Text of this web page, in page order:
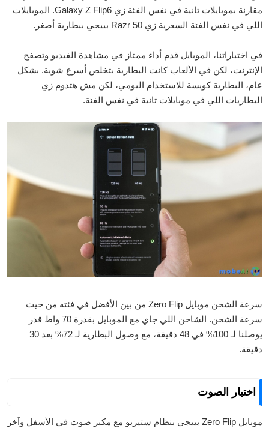
مقارنة بموبايلات تانية في نفس الفئة زي Galaxy Z Flip6. الموبايلات
اللي في نفس الفئة السعرية زي Razr 50 بييجي ببطارية أصغر.
في اختباراتنا، الموبايل قدم أداء ممتاز في مشاهدة الفيديو وتصفح
الإنترنت، لكن في الألعاب كانت البطارية بتخلص أسرع شوية. بشكل
عام، البطارية كويسة للاستخدام اليومي، لكن مش هتدوم زي
البطاريات اللي في موبايلات تانية في نفس الفئة.
سرعة الشحن موبايل Zero Flip من بين الأفضل في فئته من حيث
سرعة الشحن. الشاحن اللي جاي مع الموبايل بقدرة 70 واط قدر
يوصلنا لـ 100% في 48 دقيقة، مع وصول البطارية لـ 72% بعد 30
دقيقة.
اختبار الصوت
موبايل Zero Flip بييجي بنظام ستيريو مع مكبر صوت في الأسفل وآخر